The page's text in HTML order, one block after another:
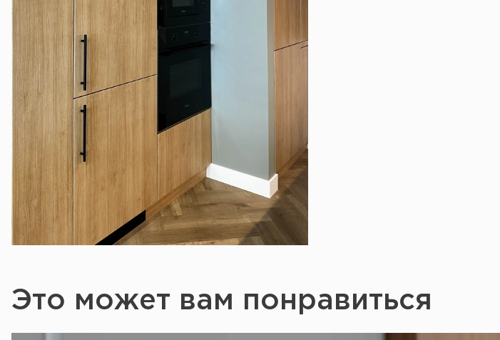
Это может вам понравиться